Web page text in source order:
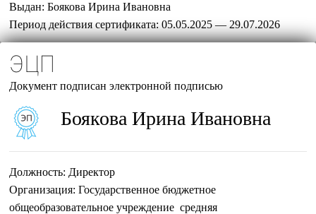
Выдан: Боякова Ирина Ивановна
Период действия сертификата: 05.05.2025 — 29.07.2026
ЭЦП
Документ подписан электронной подписью
Боякова Ирина Ивановна
Должность: Директор
Организация: Государственное бюджетное
общеобразовательное учреждение средняя